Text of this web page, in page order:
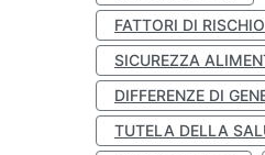
FATTORI DI RISCHIO
SICUREZZA
DIFFERENZE DI
TUTELA DELLA